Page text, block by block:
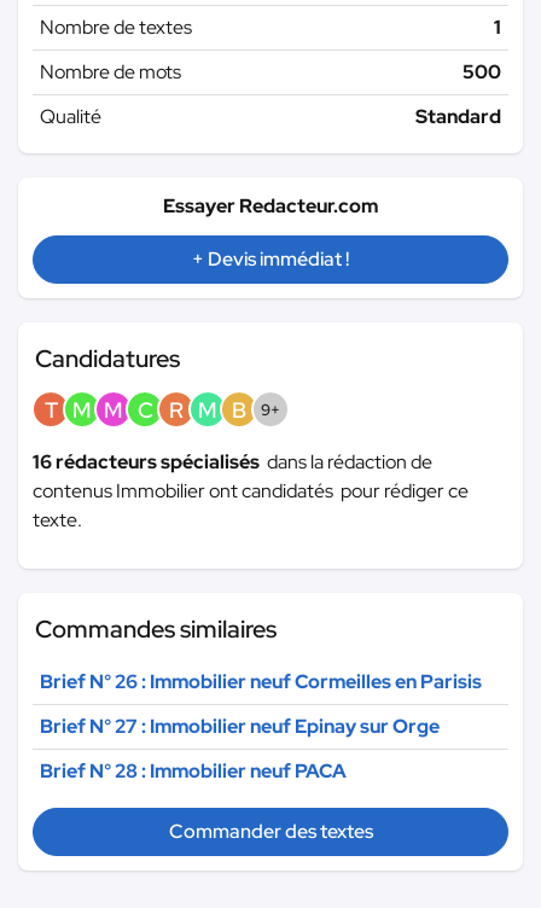
Nombre de textes
1
Nombre de mots
500
Qualité
Standard
Essayer Redacteur.com
+ Devis immédiat !
Candidatures
T M M C R M B 9+
16 rédacteurs spécialisés dans la rédaction de
contenus Immobilier ont candidatés pour rédiger ce
texte.
Commandes similaires
Brief N° 26 : Immobilier neuf Cormeilles en Parisis
Brief N° 27 : Immobilier neuf Epinay sur Orge
Brief N° 28 : Immobilier neuf PACA
Commander des textes